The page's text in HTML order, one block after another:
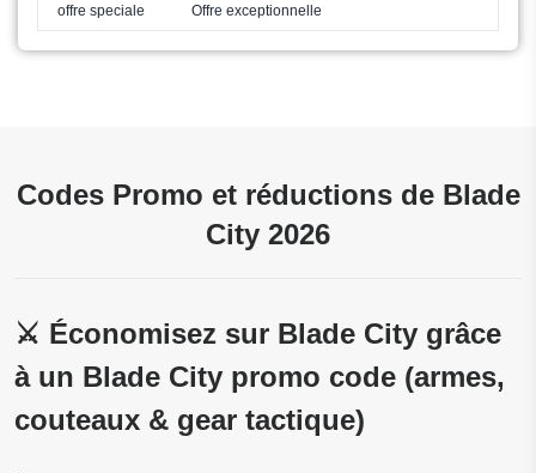
offre speciale Offre exceptionnelle
Codes Promo et réductions de Blade
City 2026
⚔️ Économisez sur Blade City grâce
à un Blade City promo code (armes,
couteaux & gear tactique)